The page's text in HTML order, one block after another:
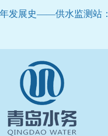
发展史——供水监测站：